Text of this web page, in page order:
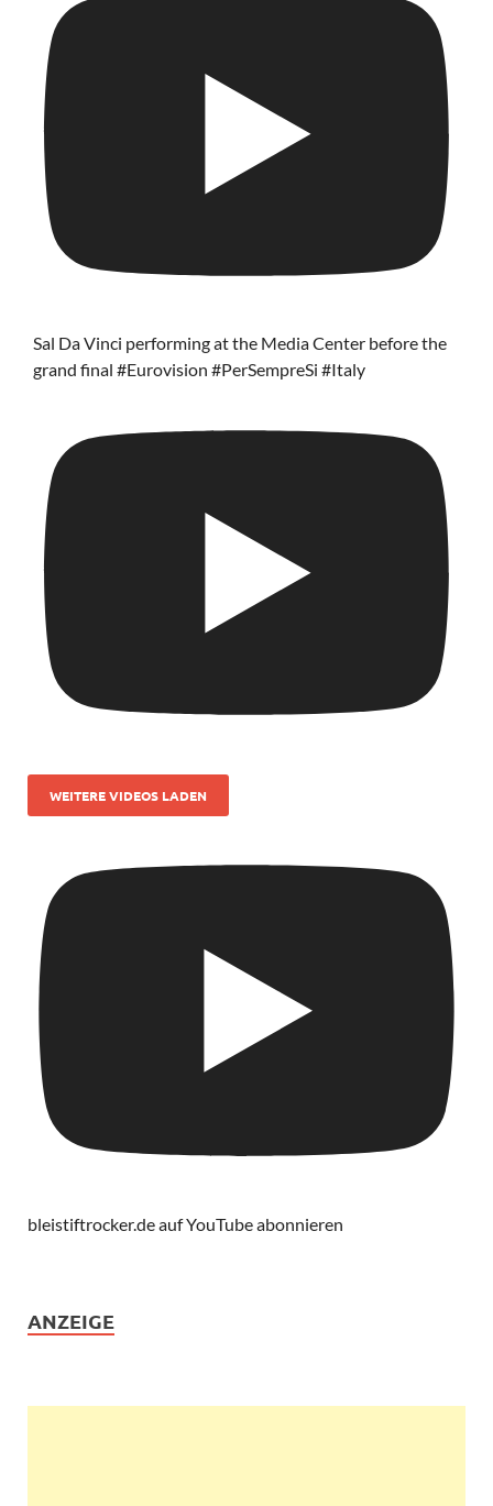
Sal Da Vinci performing at the Media Center before the
grand final #Eurovision #PerSempreSi #Italy
WEITERE VIDEOS LADEN
bleistiftrocker.de auf YouTube abonnieren
ANZEIGE